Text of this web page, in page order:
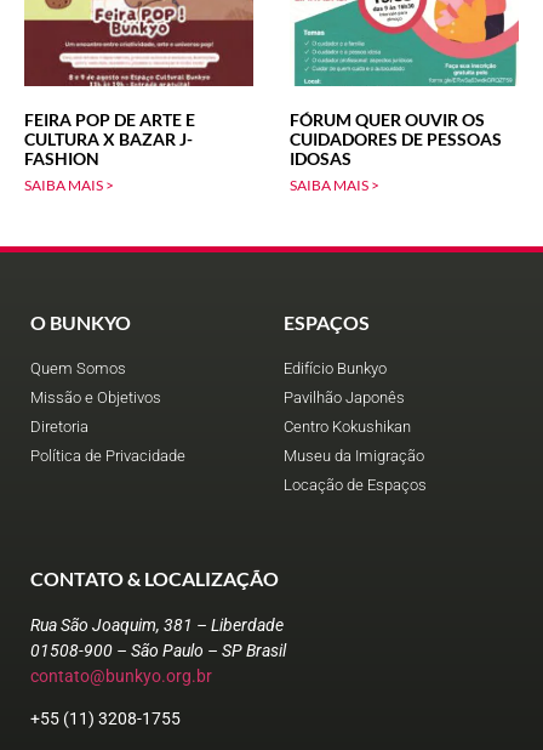
FEIRA POP DE ARTE E
CULTURA X BAZAR J-
FASHION
SAIBA MAIS >
FÓRUM QUER OUVIR OS
CUIDADORES DE PESSOAS
IDOSAS
SAIBA MAIS >
O BUNKYO
Quem Somos
Missão e Objetivos
Diretoria
Política de Privacidade
ESPAÇOS
Edifício Bunkyo
Pavilhão Japonês
Centro Kokushikan
Museu da Imigração
Locação de Espaços
CONTATO & LOCALIZAÇÃO
Rua São Joaquim, 381 – Liberdade
01508-900 – São Paulo – SP Brasil
contato@bunkyo.org.br
+55 (11) 3208-1755